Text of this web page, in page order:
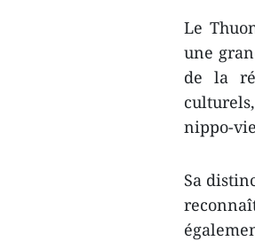
Le
une
de la
nippo-
Sa